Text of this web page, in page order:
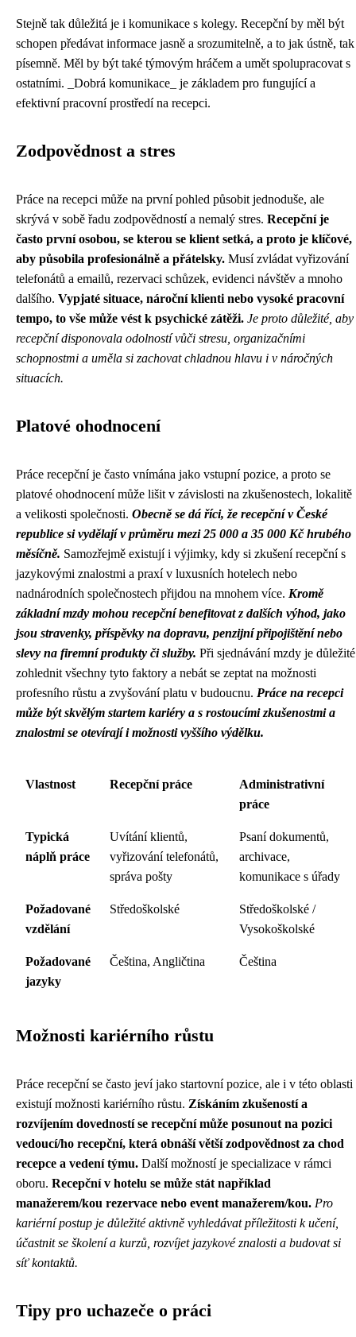
Stejně tak důležitá je i komunikace s kolegy. Recepční by měl být
schopen předávat informace jasně a srozumitelně, a to jak ústně, tak
písemně. Měl by být také týmovým hráčem a umět spolupracovat s
ostatními. _Dobrá komunikace_ je základem pro fungující a
efektivní pracovní prostředí na recepci.
Zodpovědnost a stres
Práce na recepci může na první pohled působit jednoduše, ale
skrývá v sobě řadu zodpovědností a nemalý stres. Recepční je
často první osobou, se kterou se klient setká, a proto je klíčové,
aby působila profesionálně a přátelsky. Musí zvládat vyřizování
telefonátů a emailů, rezervaci schůzek, evidenci návštěv a mnoho
dalšího. Vypjaté situace, nároční klienti nebo vysoké pracovní
tempo, to vše může vést k psychické zátěži. Je proto důležité, aby
recepční disponovala odolností vůči stresu, organizačními
schopnostmi a uměla si zachovat chladnou hlavu i v náročných
situacích.
Platové ohodnocení
Práce recepční je často vnímána jako vstupní pozice, a proto se
platové ohodnocení může lišit v závislosti na zkušenostech, lokalitě
a velikosti společnosti. Obecně se dá říci, že recepční v České
republice si vydělají v průměru mezi 25 000 a 35 000 Kč hrubého
měsíčně. Samozřejmě existují i ​​výjimky, kdy si zkušení recepční s
jazykovými znalostmi a praxí v luxusních hotelech nebo
nadnárodních společnostech přijdou na mnohem více. Kromě
základní mzdy mohou recepční benefitovat z dalších výhod, jako
jsou stravenky, příspěvky na dopravu, penzijní připojištění nebo
slevy na firemní produkty či služby. Při sjednávání mzdy je důležité
zohlednit všechny tyto faktory a nebát se zeptat na možnosti
profesního růstu a zvyšování platu v budoucnu. Práce na recepci
může být skvělým startem kariéry a s rostoucími zkušenostmi a
znalostmi se otevírají i ​​možnosti vyššího výdělku.
Vlastnost Recepční práce
Administrativní
práce
Typická
náplň práce
Uvítání klientů,
vyřizování telefonátů,
správa pošty
Psaní dokumentů,
archivace,
komunikace s úřady
Požadované
vzdělání
Středoškolské
Středoškolské /
Vysokoškolské
Požadované
jazyky
Čeština, Angličtina Čeština
Možnosti kariérního růstu
Práce recepční se často jeví jako startovní pozice, ale i v této oblasti
existují možnosti kariérního růstu. Získáním zkušeností a
rozvíjením dovedností se recepční může posunout na pozici
vedoucí/ho recepční, která obnáší větší zodpovědnost za chod
recepce a vedení týmu. Další možností je specializace v rámci
oboru. Recepční v hotelu se může stát například
manažerem/kou rezervace nebo event manažerem/kou. Pro
kariérní postup je důležité aktivně vyhledávat příležitosti k učení,
účastnit se školení a kurzů, rozvíjet jazykové znalosti a budovat si
síť kontaktů.
Tipy pro uchazeče o práci